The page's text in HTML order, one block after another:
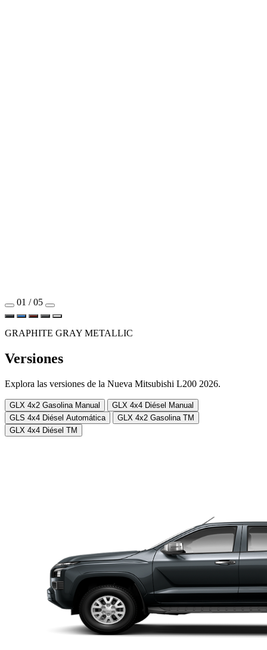
01 / 05
GRAPHITE GRAY METALLIC
Versiones
Explora las versiones de la Nueva Mitsubishi L200 2026.
GLX 4x2 Gasolina Manual
GLX 4x4 Diésel Manual
GLS 4x4 Diésel Automática
GLX 4x2 Gasolina TM
GLX 4x4 Diésel TM